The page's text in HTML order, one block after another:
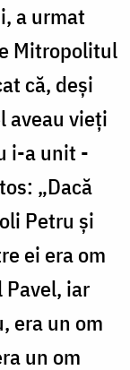
a urmat
Mitropolitul
că, deși
aveau vieți
i-a unit -
„Dacă
Petru și
ei era om
iar
era un om
un om